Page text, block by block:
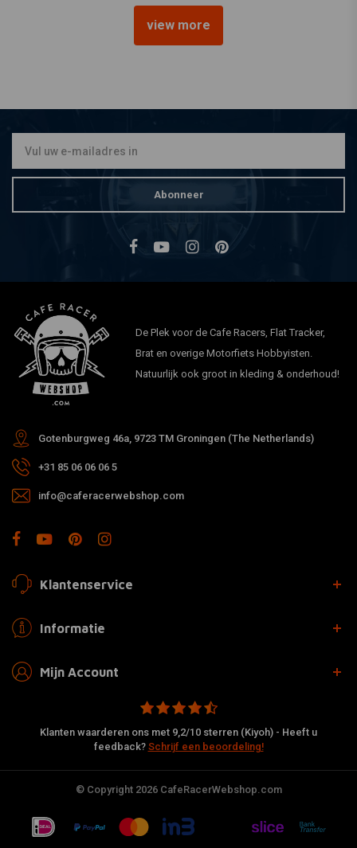
Shocks F 800 GT '13 >
view more
Abonneer
De Plek voor de Cafe Racers, Flat Tracker,
Brat en overige Motorfiets Hobbyisten.
Natuurlijk ook groot in kleding & onderhoud!
Gotenburgweg 46a, 9723 TM Groningen (The Netherlands)
+31 85 06 06 06 5
info@caferacerwebshop.com
Klantenservice
Informatie
Mijn Account
Klanten waarderen ons met 9,2/10 sterren (Kiyoh) - Heeft u
feedback? Schrijf een beoordeling!
© Copyright 2026 CafeRacerWebshop.com